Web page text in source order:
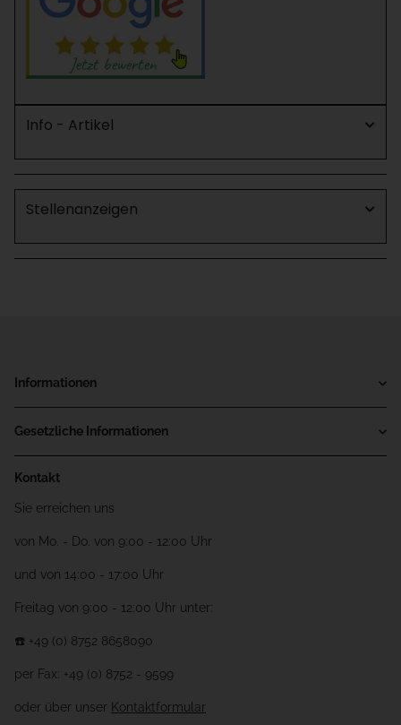
Info - Artikel
Stellenanzeigen
Informationen
Gesetzliche Informationen
Kontakt
Sie erreichen uns
von Mo. - Do. von 9:00 - 12:00 Uhr
und von 14:00 - 17:00 Uhr
Freitag von 9:00 - 12:00 Uhr unter:
☎️ +49 (0) 8752 8658090
per Fax: +49 (0) 8752 - 9599
oder über unser Kontaktformular